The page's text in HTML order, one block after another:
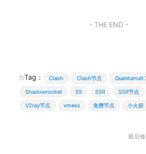
- THE END -
Tag： Clash Clash节点
Quantumult
Shadowrocket
SS SSR SSR节点
V2ray节点
vmess 免费节点 小火箭
最后